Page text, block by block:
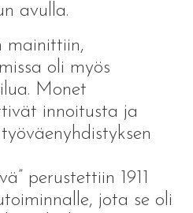
avulla.
mainittiin,
oli myös
Monet
innoitusta ja
perustettiin 1911
jota se oli